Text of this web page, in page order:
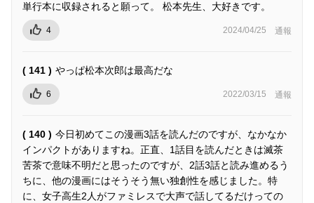
単行本に収録されると願って。 松本先生、大好きです。
4 2024/04/25 通報
( 141 ) やっぱ松本次郎は最高だな
6 2022/03/15 通報
( 140 ) 今日初めてこの漫画3話を読んだのですが、なかなか
インパクトがありますね。正直、1話目を読んだときは滅茶
苦茶で意味不明だと思ったのですが、2話3話と読み進めるう
ちに、他の漫画にはそうそう無い独創性を感じました。特
に、女子高生2人がファミレスで大声で話してるだけっての